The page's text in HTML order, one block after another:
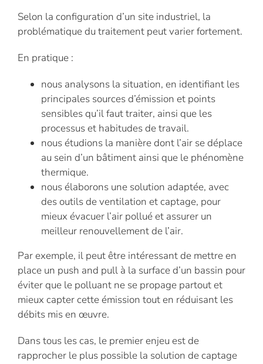
Selon la configuration d’un site industriel, la
problématique du traitement peut varier fortement.
En pratique :
nous analysons la situation, en identifiant les
principales sources d’émission et points
sensibles qu’il faut traiter, ainsi que les
processus et habitudes de travail.
nous étudions la manière dont l’air se déplace
au sein d’un bâtiment ainsi que le phénomène
thermique.
nous élaborons une solution adaptée, avec
des outils de ventilation et captage, pour
mieux évacuer l’air pollué et assurer un
meilleur renouvellement de l’air.
Par exemple, il peut être intéressant de mettre en
place un push and pull à la surface d’un bassin pour
éviter que le polluant ne se propage partout et
mieux capter cette émission tout en réduisant les
débits mis en œuvre.
Dans tous les cas, le premier enjeu est de
rapprocher le plus possible la solution de captage